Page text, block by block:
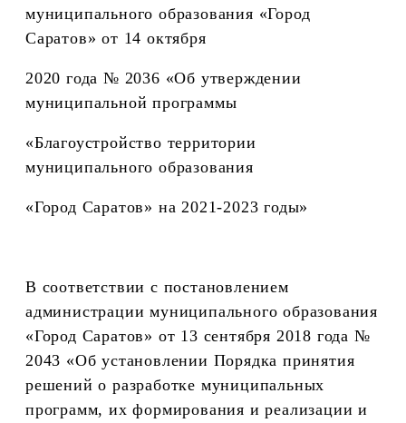
муниципального образования «Город
Саратов» от 14 октября
2020 года № 2036 «Об утверждении
муниципальной программы
«Благоустройство территории
муниципального образования
«Город Саратов» на 2021-2023 годы»
В соответствии с постановлением
администрации муниципального образования
«Город Саратов» от 13 сентября 2018 года №
2043 «Об установлении Порядка принятия
решений о разработке муниципальных
программ, их формирования и реализации и